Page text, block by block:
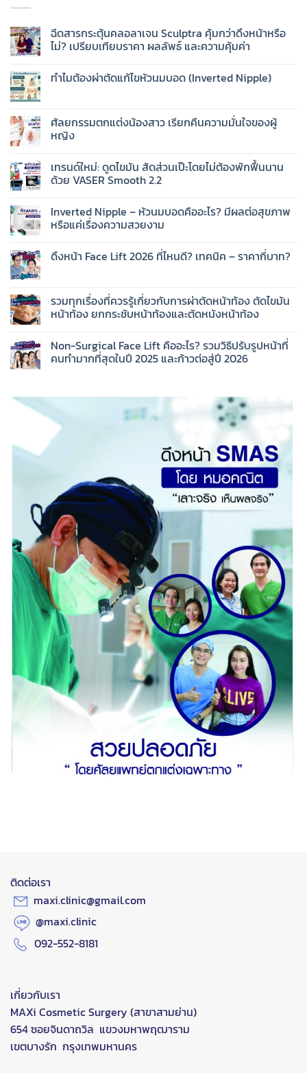
ฉีดสารกระตุ้นคลอลาเจน Sculptra คุ้มกว่าดึงหน้าหรือ
ไม่? เปรียบเทียบราคา ผลลัพธ์ และความคุ้มค่า
ทำไมต้องผ่าตัดแก้ไขหัวนมบอด (Inverted Nipple)
ศัลยกรรมตกแต่งน้องสาว เรียกคืนความมั่นใจของผู้
หญิง
เทรนด์ใหม่: ดูดไขมัน สัดส่วนเป๊ะโดยไม่ต้องพักฟื้นนาน
ด้วย VASER Smooth 2.2
Inverted Nipple – หัวนมบอดคืออะไร? มีผลต่อสุขภาพ
หรือแค่เรื่องความสวยงาม
ดึงหน้า Face Lift 2026 ที่ไหนดี? เทคนิค – ราคากี่บาท?
รวมทุกเรื่องที่ควรรู้เกี่ยวกับการผ่าตัดหน้าท้อง ตัดไขมัน
หน้าท้อง ยกกระชับหน้าท้องและตัดหนังหน้าท้อง
Non-Surgical Face Lift คืออะไร? รวมวิธีปรับรูปหน้าที่
คนทำมากที่สุดในปี 2025 และก้าวต่อสู่ปี 2026
ติดต่อเรา
maxi.clinic@gmail.com
@maxi.clinic
092-552-8181
เกี่ยวกับเรา
MAXi Cosmetic Surgery (สาขาสามย่าน)
654 ซอยจินดาถวิล แขวงมหาพฤฒาราม
เขตบางรัก กรุงเทพมหานคร